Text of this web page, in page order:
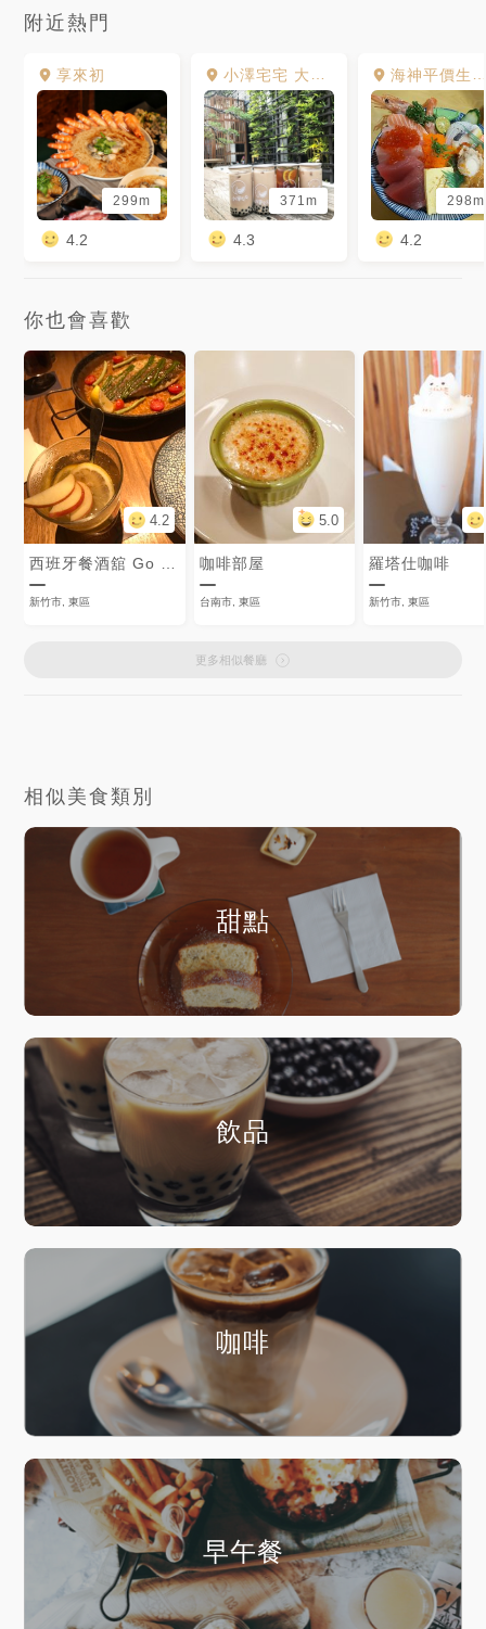
附近熱門
享來初
299m
4.2
小澤宅宅 大同店
371m
4.3
海神‬平價生魚片丼飯 東門市場
298m
4.2
你也會喜歡
4.2
西班牙餐酒舘 Go eat Tapas Dining BAR
新竹市, 東區
5.0
咖啡部屋
台南市, 東區
羅塔仕咖啡
新竹市, 東區
更多相似餐廳
相似美食類別
甜點
飲品
咖啡
早午餐